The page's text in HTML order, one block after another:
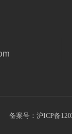
备案号：沪ICP备